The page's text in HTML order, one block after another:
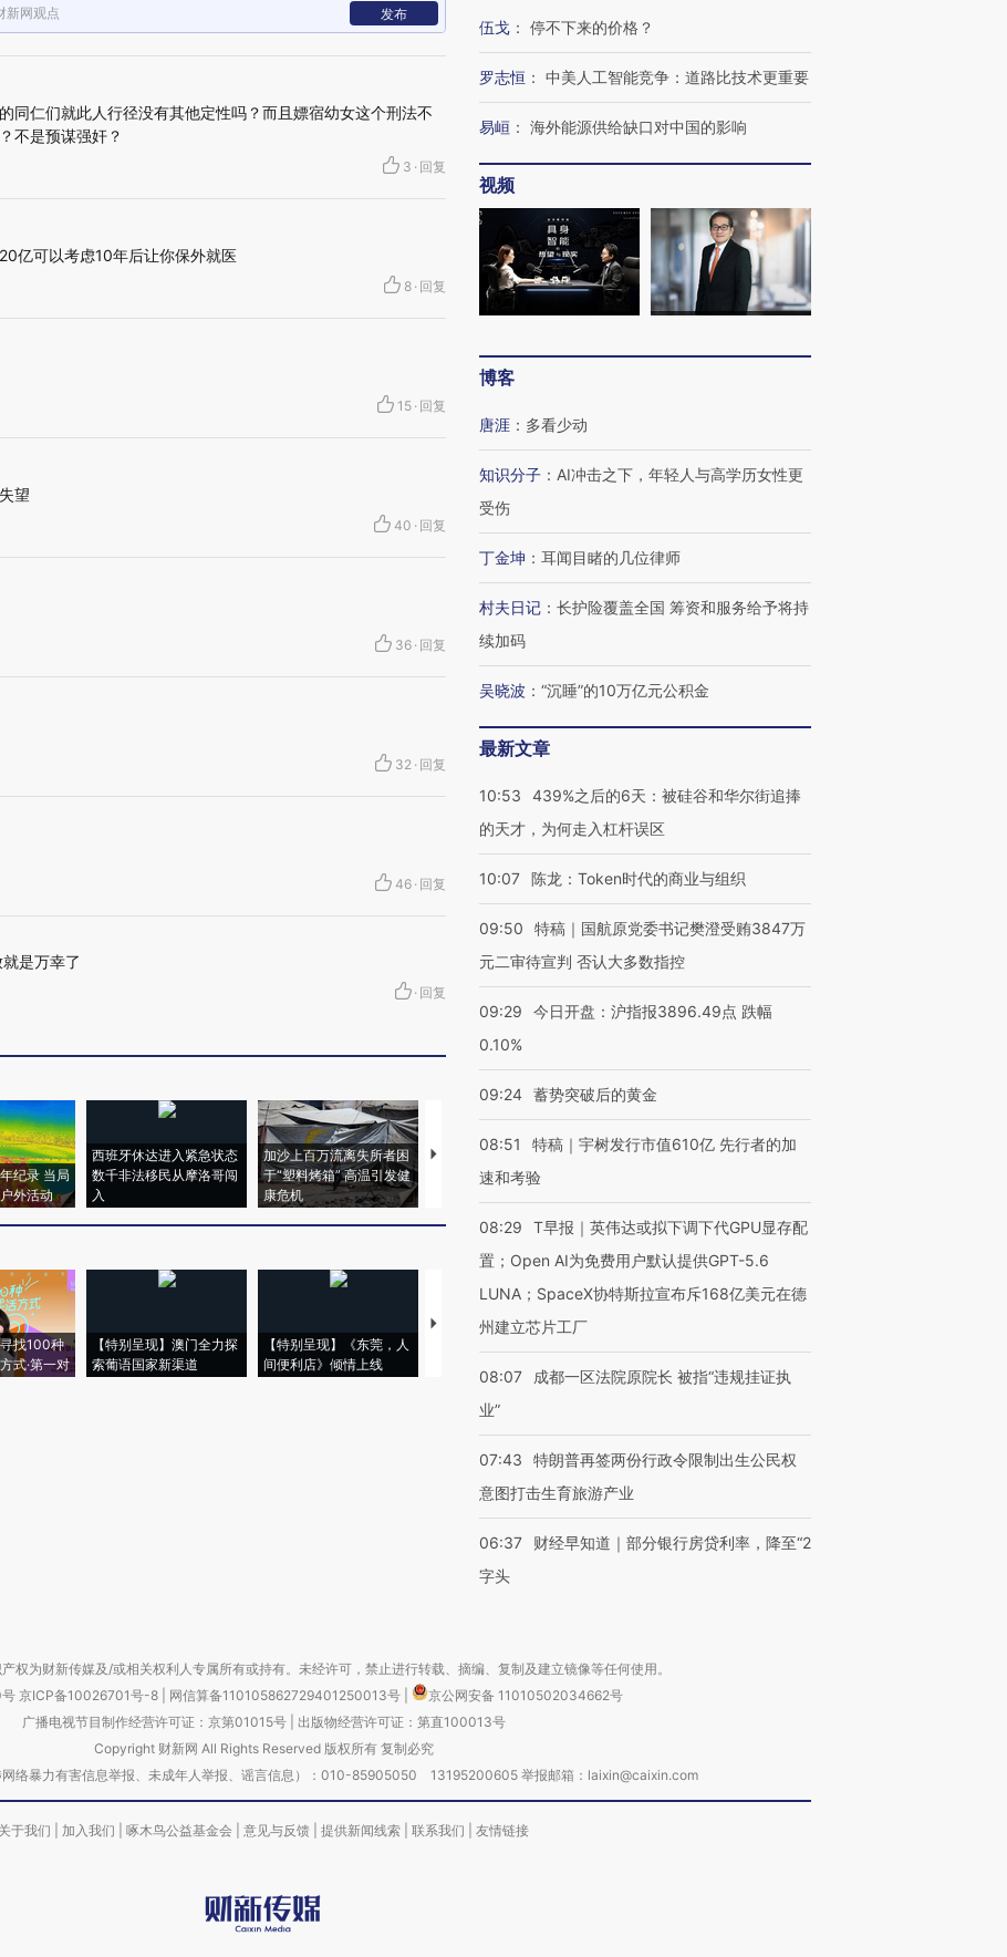
新网观点 发布
同仁们就此人行径没有其他定性吗？而且嫖宿幼女这个刑法不
不是预谋强奸？
3 · 回复
亿可以考虑10年后让你保外就医
8 · 回复
15 · 回复
望
40 · 回复
36 · 回复
32 · 回复
46 · 回复
是万幸了
· 回复
纪录 当局
外活动
西班牙休达进入紧急状态
数千非法移民从摩洛哥闯
入
加沙上百万流离失所者困
于“塑料烤箱” 高温引发健
康危机
视线｜HYROX的吸金
术：是什么让中产们甘
马航飞行员跨国走私7万
视线｜被称为“蟑螂”的印
寻找100种
式·第一对
【特别呈现】澳门全力探
索葡语国家新渠道
【特别呈现】《东莞，人
间便利店》倾情上线
【推广】走进第四届链博
伍戈 ： 停不下来的价格？
罗志恒 ： 中美人工智能竞争：道路比技术更重要
易峘 ： 海外能源供给缺口对中国的影响
视频
博客
唐涯 ： 多看少动
知识分子 ： AI冲击之下，年轻人与高学历女性更
受伤
丁金坤 ： 耳闻目睹的几位律师
村夫日记 ： 长护险覆盖全国 筹资和服务给予将持
续加码
吴晓波 ： “沉睡”的10万亿元公积金
最新文章
10:53
439%之后的6天：被硅谷和华尔街追捧
的天才，为何走入杠杆误区
10:07 陈龙：Token时代的商业与组织
09:50
特稿｜国航原党委书记樊澄受贿3847万
元二审待宣判 否认大多数指控
09:29
今日开盘：沪指报3896.49点 跌幅
0.10%
09:24 蓄势突破后的黄金
08:51
特稿｜宇树发行市值610亿 先行者的加
速和考验
08:29
T早报｜英伟达或拟下调下代GPU显存配
置；Open AI为免费用户默认提供GPT-5.6
LUNA；SpaceX协特斯拉宣布斥168亿美元在德
州建立芯片工厂
08:07
成都一区法院原院长 被指“违规挂证执
业”
07:43
特朗普再签两份行政令限制出生公民权
意图打击生育旅游产业
06:37
财经早知道｜部分银行房贷利率，降至“2
字头
权为财新传媒及/或相关权利人专属所有或持有。未经许可，禁止进行转载、摘编、复制及建立镜像等任何使用。
京ICP备10026701号-8 网信算备110105862729401250013号
京公网安备 11010502034662号
广播电视节目制作经营许可证：京第01015号| 出版物经营许可证：第直100013号
Copyright 财新网 All Rights Reserved 版权所有 复制必究
网络暴力有害信息举报、未成年人举报、谣言信息）：010-85905050 13195200605 举报邮箱：laixin@caixin.com
关于我们 加入我们 啄木鸟公益基金会 意见与反馈 提供新闻线索 联系我们 友情链接